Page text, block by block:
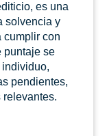
es una
solvencia y
cumplir con
puntaje se
pendientes,
relevantes.